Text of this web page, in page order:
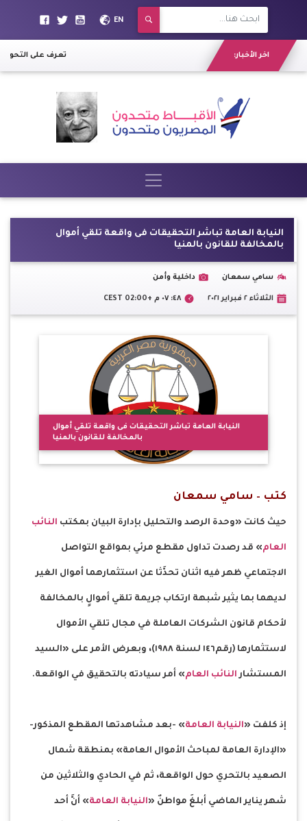
EN
اخر الأخبار: تعرف على
النيابة العامة تباشر التحقيقات فى واقعة تلقي أموال
بالمخالفة للقانون بالمنيا
سامي سمعان داخلية وأمن
الثلاثاء ٢ فبراير ٢٠٢١ ٤٨: ٠٧ م +02:00 CEST
النيابة العامة تباشر التحقيقات فى واقعة تلقي أموال
بالمخالفة للقانون بالمنيا
كتب – سامي سمعان
حيث كانت «وحدة الرصد والتحليل بإدارة البيان بمكتب النائب
العام» قد رصدت تداول مقطع مرئي بمواقع التواصل
الاجتماعي ظهر فيه اثنان تحدَّثا عن استثمارهما أموال الغير
لديهما بما يثير شبهة ارتكاب جريمة تلقي أموالٍ بالمخالفة
لأحكام قانون الشركات العاملة في مجال تلقي الأموال
لاستثمارها (رقم١٤٦ لسنة ١٩٨٨)، وبعرض الأمر على «السيد
المستشارالنائب العام» أمر سيادته بالتحقيق في الواقعة.
إذ كلفت «النيابة العامة» -بعد مشاهدتها المقطع المذكور-
«الإدارة العامة لمباحث الأموال العامة» بمنطقة شمال
الصعيد بالتحري حول الواقعة، ثم في الحادي والثلاثين من
شهر يناير الماضي أبلغَ مواطنٌ «النيابة العامة» أنَّ أحد